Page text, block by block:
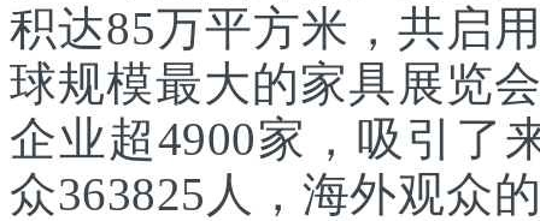
积达85万平方米，共启
球规模最大的家具展览
企业超4900家，吸引了
众363825人，海外观众